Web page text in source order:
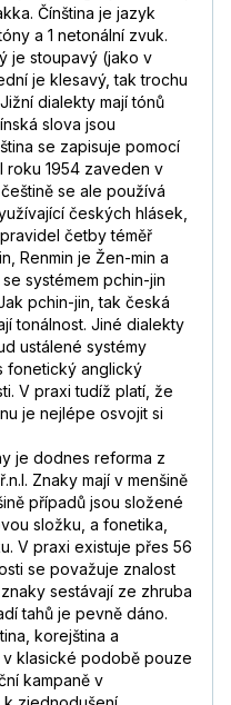
Čínština je jazyk
a 1 netonální zvuk.
je stoupavý (jako v
je klesavý, tak trochu
dialekty mají tónů
slova jsou
se zapisuje pomocí
roku 1954 zaveden v
se ale používá
českých hlásek,
četby téměř
Renmin je Žen-min a
systémem pchin-jin
pchin-jin, tak česká
tonálnost. Jiné dialekty
ustálené systémy
fonetický anglický
V praxi tudíž platí, že
je nejlépe osvojit si
je dodnes reforma z
Znaky mají v menšině
případů jsou složené
složku, a fonetika,
V praxi existuje přes 56
se považuje znalost
sestávají ze zhruba
tahů je pevně dáno.
korejština a
v klasické podobě pouze
kampaně v